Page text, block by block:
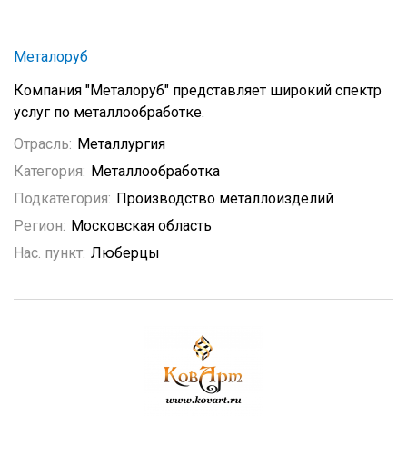
Металоруб
Компания "Металоруб" представляет широкий спектр
услуг по металлообработке.
Отрасль: Металлургия
Категория: Металлообработка
Подкатегория: Производство металлоизделий
Регион: Московская область
Нас. пункт: Люберцы